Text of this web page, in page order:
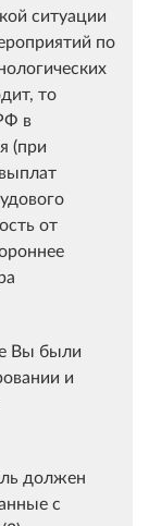
ситуации
по
то
в
(при
от
Вы были
и
должен
с